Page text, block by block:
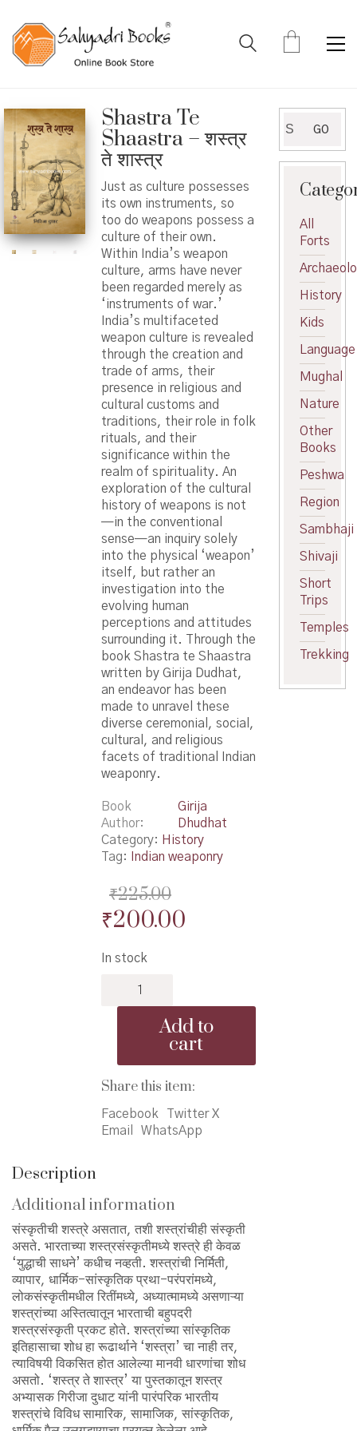
Shastra Te
Shaastra – शस्त्र
ते शास्त्र
Just as culture possesses
its own instruments, so
too do weapons possess a
culture of their own.
Within India’s weapon
culture, arms have never
been regarded merely as
‘instruments of war.’
India’s multifaceted
weapon culture is revealed
through the creation and
trade of arms, their
presence in religious and
cultural customs and
traditions, their role in folk
rituals, and their
significance within the
realm of spirituality. An
exploration of the cultural
history of weapons is not
—in the conventional
sense—an inquiry solely
into the physical ‘weapon’
itself, but rather an
investigation into the
evolving human
perceptions and attitudes
surrounding it. Through the
book Shastra te Shaastra
written by Girija Dudhat,
an endeavor has been
made to unravel these
diverse ceremonial, social,
cultural, and religious
facets of traditional Indian
weaponry.
Book
Author
Girija
Dhudhat
Category: History
Tag:
Indian weaponry
₹225.00
Original
was:
₹225.00.
₹200.00Current
In stock
शास्त्र
Add to
cart
Share this item:
Facebook
Twitter X
Email
WhatsApp
Description
Additional information
संस्कृतीची शस्त्रे असतात, तशी शस्त्रांचीही संस्कृती
असते. भारताच्या शस्त्रसंस्कृतीमध्ये शस्त्रे ही केवळ
‘युद्धाची साधने’ कधीच नव्हती. शस्त्रांची निर्मिती,
व्यापार, धार्मिक-सांस्कृतिक प्रथा-परंपरांमध्ये,
लोकसंस्कृतीमधील रितींमध्ये, अध्यात्मामध्ये असणाऱ्या
शस्त्रांच्या अस्तित्वातून भारताची बहुपदरी
शस्त्रसंस्कृती प्रकट होते. शस्त्रांच्या सांस्कृतिक
इतिहासाचा शोध हा रूढार्थाने ‘शस्त्रा’ चा नाही तर,
त्याविषयी विकसित होत आलेल्या मानवी धारणांचा शोध
असतो. ‘शस्त्र ते शास्त्र’ या पुस्तकातून शस्त्र
अभ्यासक गिरीजा दुधाट यांनी पारंपरिक भारतीय
शस्त्रांचे विविध सामारिक, सामाजिक, सांस्कृतिक,
for:
GO
All
Forts
History
Kids
Language
Mughal
Nature
Other
Books
Peshwa
Region
Sambhaji
Shivaji
Short
Trips
Temples
Trekking